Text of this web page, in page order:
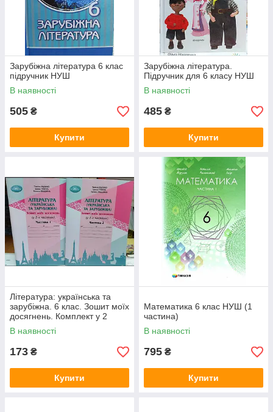
Зарубіжна література 6 клас
підручник НУШ
В наявності
505 ₴
Купити
Зарубіжна література.
Підручник для 6 класу НУШ
В наявності
485 ₴
Купити
Література: українська та
зарубіжна. 6 клас. Зошит моїх
досягнень. Комплект у 2
частинках
В наявності
173 ₴
Купити
Математика 6 клас НУШ (1
частина)
В наявності
795 ₴
Купити